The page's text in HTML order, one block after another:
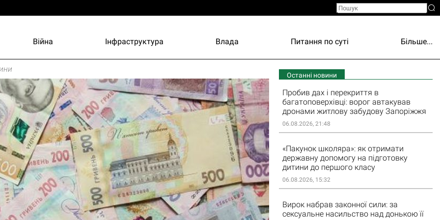
Війна Інфраструктура Влада Питання по суті Більше...
Останні новини
Пробив дах і перекриття в
багатоповерхівці: ворог автакував
дронами житлову забудову Запоріжжя
06.08.2026, 21:48
«Пакунок школяра»: як отримати
державну допомогу на підготовку
дитини до першого класу
06.08.2026, 15:32
Вирок набрав законної сили: за
сексуальне насильство над донькою її